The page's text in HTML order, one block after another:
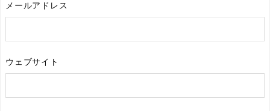
メールアドレス
ウェブサイト